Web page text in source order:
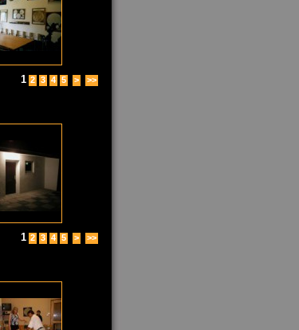
1 2 3 4 5 > >>
1 2 3 4 5 > >>